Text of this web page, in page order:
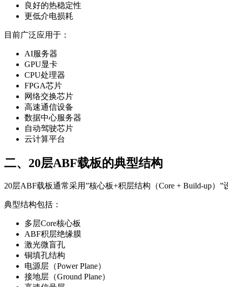
良好的热稳定性
更低介电损耗
目前广泛应用于：
AI服务器
GPU显卡
CPU处理器
FPGA芯片
网络交换芯片
高速通信设备
数据中心服务器
自动驾驶芯片
云计算平台
二、20层ABF载板的典型结构
20层ABF载板通常采用”核心板+积层结构（Core + Build-up）”
典型结构包括：
多层Core核心板
ABF积层绝缘膜
激光微盲孔
铜填孔结构
电源层（Power Plane）
接地层（Ground Plane）